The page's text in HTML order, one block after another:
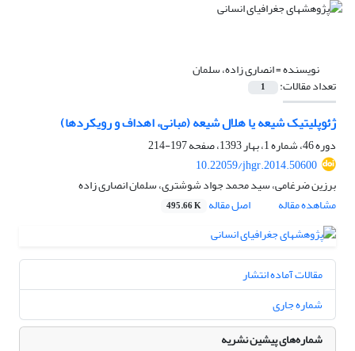
نویسنده =انصاری زاده، سلمان
تعداد مقالات: 1
ژئوپلیتیک شیعه یا هلال شیعه (مبانی، اهداف و رویکردها)
دوره 46، شماره 1، بهار 1393، صفحه
197-214
10.22059/jhgr.2014.50600
برزین ضرغامی، سید محمد جواد شوشتری، سلمان انصاری زاده
مشاهده مقاله
اصل مقاله 495.66 K
مقالات آماده انتشار
شماره جاری
شماره‌های پیشین نشریه